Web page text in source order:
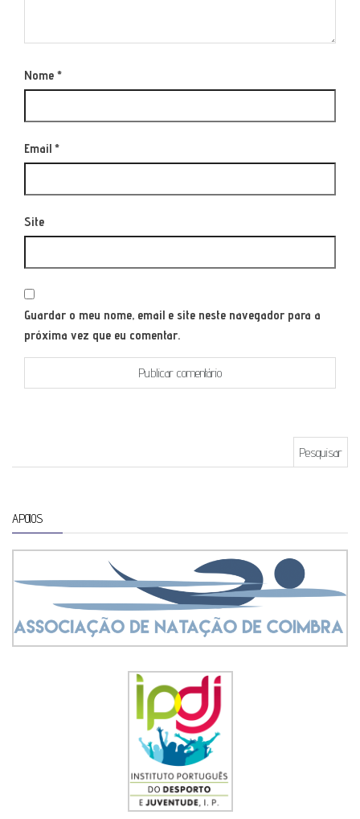
Nome *
Email *
Site
Guardar o meu nome, email e site neste navegador para a
próxima vez que eu comentar.
APOIOS